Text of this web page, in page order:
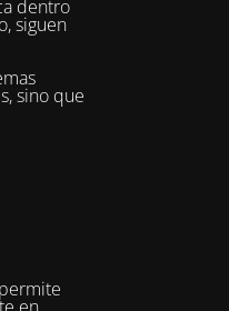
dentro
siguen
sino que
en